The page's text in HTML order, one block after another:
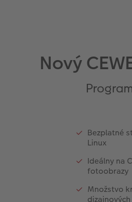
Nový
Bezplatné
Linux
Ideálny na
fotoobrazy
Množstvo